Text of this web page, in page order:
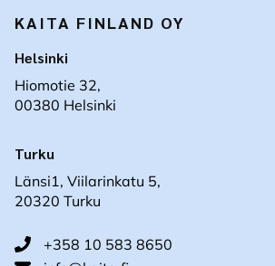
KAITA FINLAND OY
Helsinki
Hiomotie 32,
00380 Helsinki
Turku
Länsi1, Viilarinkatu 5,
20320 Turku
+358 10 583 8650